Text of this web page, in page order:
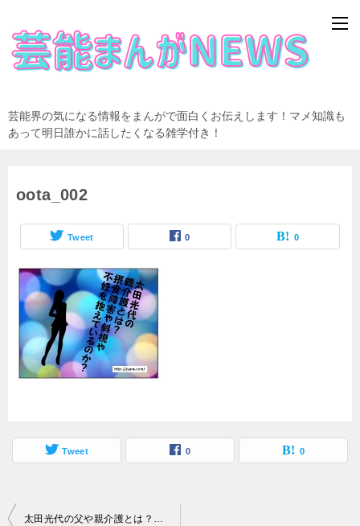
芸能界の気になる情報をまんがで面白くお伝えします！マメ知識も
あって明日誰かに話したくなる雑学付き！
oota_002
Tweet 0 0
Tweet 0 0
投
太田光代の父や親介護とは？摂食障害や斜視や不妊を抱えているのか？